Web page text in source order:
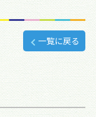
一覧に戻る